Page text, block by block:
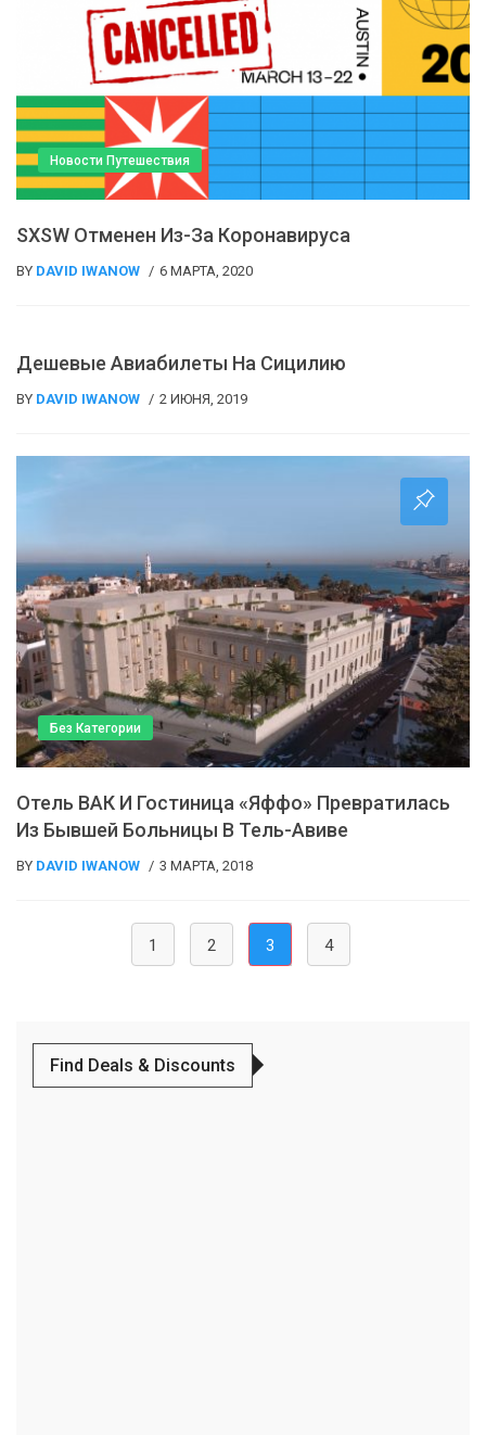
Новости Путешествия
SXSW Отменен Из-За Коронавируса
BY DAVID IWANOW 6 МАРТА, 2020
Дешевые Авиабилеты На Сицилию
BY DAVID IWANOW 2 ИЮНЯ, 2019
Без Категории
Отель ВАК И Гостиница «Яффо» Превратилась
Из Бывшей Больницы В Тель-Авиве
BY DAVID IWANOW 3 МАРТА, 2018
1 2 3(current)
4
Find Deals & Discounts